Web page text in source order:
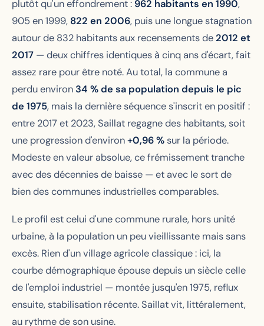
plutôt qu'un effondrement : 962 habitants en 1990,
905 en 1999, 822 en 2006, puis une longue stagnation
autour de 832 habitants aux recensements de2012 et
2017 — deux chiffres identiques à cinq ans d'écart, fait
assez rare pour être noté. Au total, la commune a
perdu environ 34 % de sa population depuis le pic
de 1975, mais la dernière séquence s'inscrit en positif :
entre 2017 et 2023, Saillat regagne des habitants, soit
une progression d'environ+0,96 %sur la période.
Modeste en valeur absolue, ce frémissement tranche
avec des décennies de baisse — et avec le sort de
bien des communes industrielles comparables.
Le profil est celui d'une commune rurale, hors unité
urbaine, à la population un peu vieillissante mais sans
excès. Rien d'un village agricole classique : ici, la
courbe démographique épouse depuis un siècle celle
de l'emploi industriel — montée jusqu'en 1975, reflux
ensuite, stabilisation récente. Saillat vit, littéralement,
au rythme de son usine.